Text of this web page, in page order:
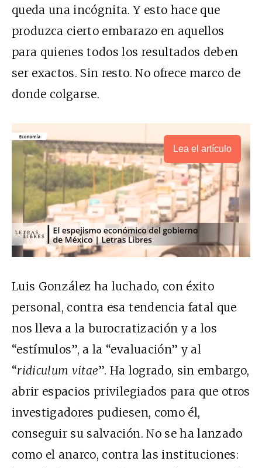
queda una incógnita. Y esto hace que
produzca cierto embarazo en aquellos
para quienes todos los resultados deben
ser exactos. Sin resto. No ofrece marco de
donde colgarse.
Lea el artículo
Luis González ha luchado, con éxito
personal, contra esa tendencia fatal que
nos lleva a la burocratización y a los
“estímulos”, a la “evaluación” y al
“ridiculum vitae”. Ha logrado, sin embargo,
abrir espacios privilegiados para que otros
investigadores pudiesen, como él,
conseguir su salvación. No se ha lanzado
como el anarco, contra las instituciones: